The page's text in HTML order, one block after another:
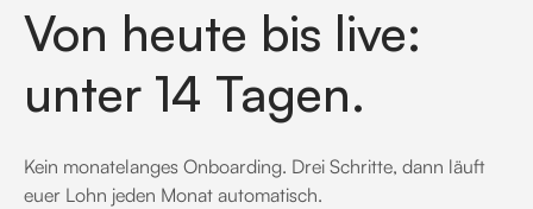
Von heute bis live:
unter 14 Tagen.
Kein monatelanges Onboarding. Drei Schritte, dann läuft
euer Lohn jeden Monat automatisch.